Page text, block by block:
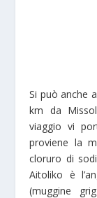
Si può anche
km da
viaggio vi
proviene la
cloruro di
Aitoliko è
(muggine